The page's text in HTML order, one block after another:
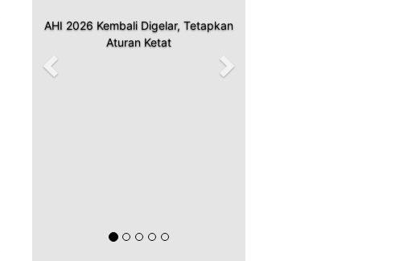
AHI 2026 Kembali Digelar, Tetapkan
Aturan Ketat